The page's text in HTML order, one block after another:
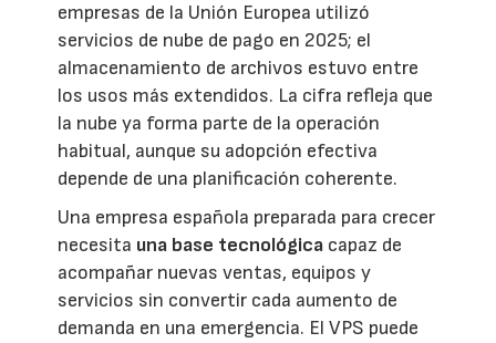
empresas de la Unión Europea utilizó
servicios de nube de pago en 2025; el
almacenamiento de archivos estuvo entre
los usos más extendidos. La cifra refleja que
la nube ya forma parte de la operación
habitual, aunque su adopción efectiva
depende de una planificación coherente.
Una empresa española preparada para crecer
necesita una base tecnológica capaz de
acompañar nuevas ventas, equipos y
servicios sin convertir cada aumento de
demanda en una emergencia. El VPS puede